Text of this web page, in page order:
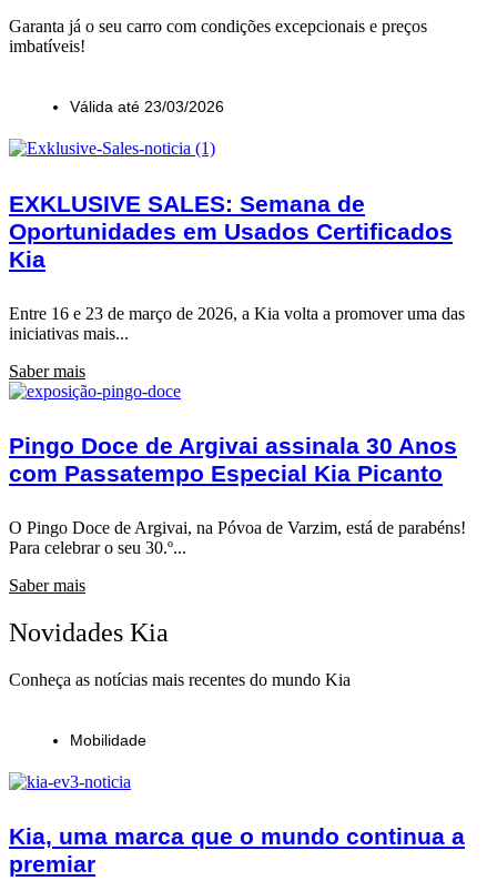
Garanta já o seu carro com condições excepcionais e preços
imbatíveis!
Válida até 23/03/2026
EXKLUSIVE SALES: Semana de
Oportunidades em Usados Certificados
Kia
Entre 16 e 23 de março de 2026, a Kia volta a promover uma das
iniciativas mais...
Saber mais
Pingo Doce de Argivai assinala 30 Anos
com Passatempo Especial Kia Picanto
O Pingo Doce de Argivai, na Póvoa de Varzim, está de parabéns!
Para celebrar o seu 30.º...
Saber mais
Novidades Kia
Conheça as notícias mais recentes do mundo Kia
Mobilidade
Kia, uma marca que o mundo continua a
premiar